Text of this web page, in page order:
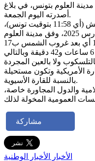
30 مارس2025، استنادا للحسابات الفلكية لشهر شوال لسنة 1446/2025، حسب ما أفادت به مدينة العلوم بتونس، في بلاغ
أصدرته اليوم الجمعة.
سيكون تحري هلال شهر شوال الموافق ل29 رمضان 1446 يوم السبت 29 مارس 2025، الموافق لموعد الاقتران المركزي للقمر الذي سيحدث في حدود الساعة 10:58 بتوقيت غرينتش (أي 11:58 بتوقيت تونس)،
سيتمّ في البلاد التونسية، واستنادا الى الحسابات الفلكية، تحري هلال شوّال يوم السبت 29 مارس الجاري، حيث تغرب الشمس على الساعة 18:40 ويغرب القمر على الساعة 18:57 أي بعد غروب الشمس ب17
دقيقة، كما يقدر حينها ارتفاع القمر ب 4 درجات و10 ثواني فوق الأفق وببعد قوسي بالنسبة للشمس حوالي 4 درجات و11 ثانية ويكون عمر القمر في تونس العاصمة عند الغروب 6 ساعات و42 دقيقة وبالتالي
الأمريكية وتكون مستحيلة
بالنسبة للقارة الأسيوية.
والدول المجاورة خاصة،
مشاركة
الأخبار الأخبار الوطنية